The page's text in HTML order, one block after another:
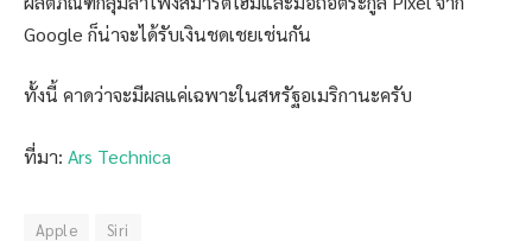
Google ก็น่าจะได้รับเงินชดเชยเช่นกัน
ทั้งนี้ คาดว่าจะมีผลแค่เฉพาะในสหรัฐอเมริกานะครับ
ที่มา: Ars Technica
Apple Siri